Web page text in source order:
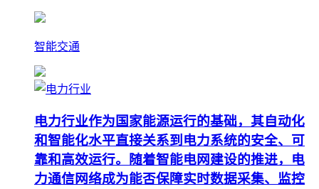
智能交通
电力行业作为国家能源运行的基础，其自动化
和智能化水平直接关系到电力系统的安全、可
靠和高效运行。随着智能电网建设的推进，电
力通信网络成为能否保障实时数据采集、监控